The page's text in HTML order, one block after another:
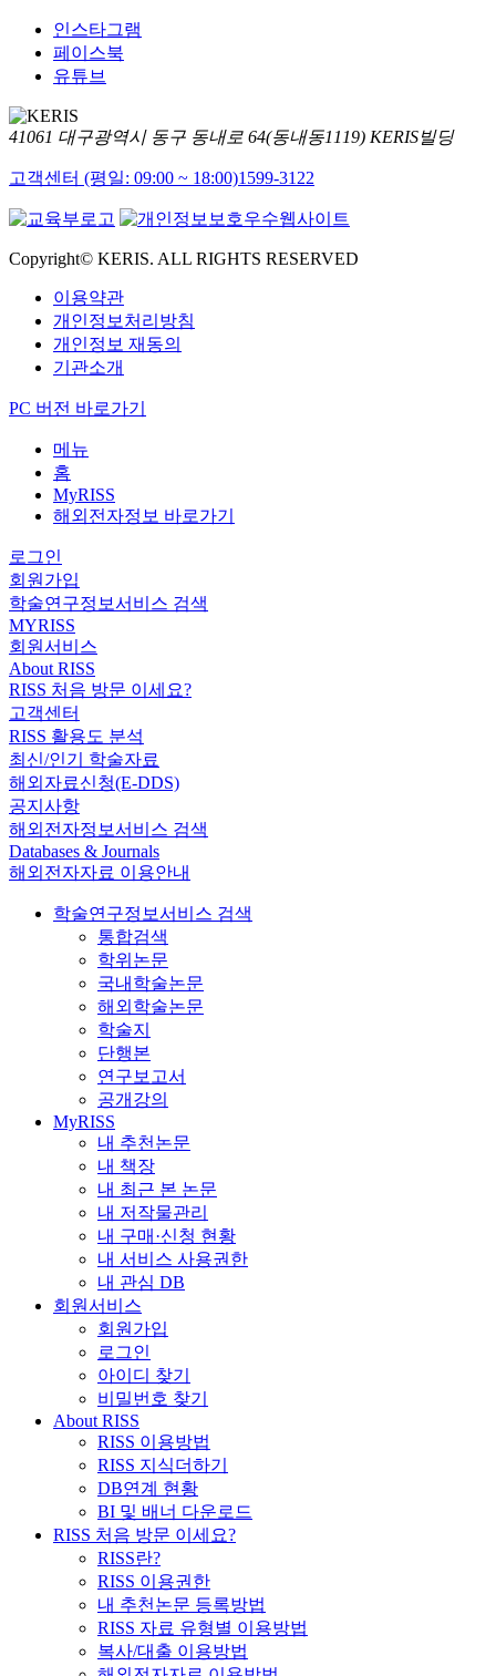
인스타그램
페이스북
유튜브
41061 대구광역시 동구 동내로 64(동내동1119) KERIS빌딩
고객센터 (평일: 09:00 ~ 18:00)1599-3122
Copyright© KERIS. ALL RIGHTS RESERVED
이용약관
개인정보처리방침
개인정보 재동의
기관소개
PC 버전 바로가기
메뉴
홈
MyRISS
해외전자정보 바로가기
로그인
회원가입
학술연구정보서비스 검색
MYRISS
회원서비스
About RISS
RISS 처음 방문 이세요?
고객센터
RISS 활용도 분석
최신/인기 학술자료
해외자료신청(E-DDS)
공지사항
해외전자정보서비스 검색
Databases & Journals
해외전자자료 이용안내
학술연구정보서비스 검색
통합검색
학위논문
국내학술논문
해외학술논문
학술지
단행본
연구보고서
공개강의
MyRISS
내 추천논문
내 책장
내 최근 본 논문
내 저작물관리
내 구매·신청 현황
내 서비스 사용권한
내 관심 DB
회원서비스
회원가입
로그인
아이디 찾기
비밀번호 찾기
About RISS
RISS 이용방법
RISS 지식더하기
DB연계 현황
BI 및 배너 다운로드
RISS 처음 방문 이세요?
RISS란?
RISS 이용권한
내 추천논문 등록방법
RISS 자료 유형별 이용방법
복사/대출 이용방법